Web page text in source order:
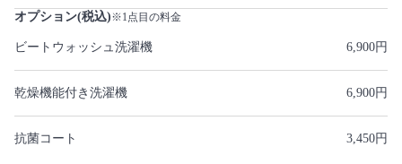
オプション(税込)※1点目の料金
ビートウォッシュ洗濯機 6,900円
乾燥機能付き洗濯機 6,900円
抗菌コート 3,450円